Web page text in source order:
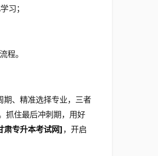
习；
程。
、精准选择专业，三者
抓住最后冲刺期，用好
肃专升本考试网] ，开启